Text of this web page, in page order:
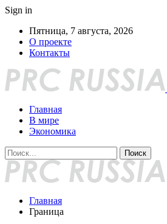
Sign in
Пятница, 7 августа, 2026
О проекте
Контакты
Главная
В мире
Экономика
Главная
Граница